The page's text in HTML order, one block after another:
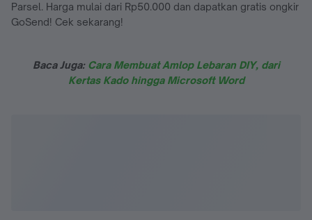
Parsel. Harga mulai dari Rp50.000 dan dapatkan gratis ongkir
GoSend! Cek sekarang!
Baca Juga: Cara Membuat Amlop Lebaran DIY, dari
Kertas Kado hingga Microsoft Word